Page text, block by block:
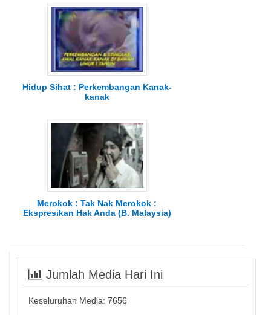
Hidup Sihat : Perkembangan Kanak-
kanak
Merokok : Tak Nak Merokok :
Ekspresikan Hak Anda (B. Malaysia)
Jumlah Media Hari Ini
Keseluruhan Media: 7656